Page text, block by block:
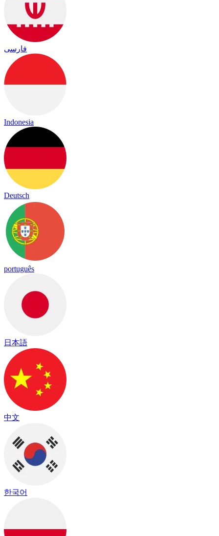
فارسی
Indonesia
Deutsch
português
日本語
中文
한국어